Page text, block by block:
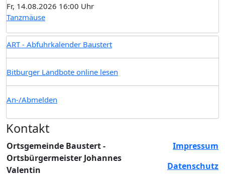
Fr, 14.08.2026 16:00 Uhr
Tanzmäuse
ART - Abfuhrkalender Baustert
Bitburger Landbote online lesen
An-/Abmelden
Kontakt
Ortsgemeinde Baustert -
Ortsbürgermeister Johannes
Valentin
Impressum
Datenschutz